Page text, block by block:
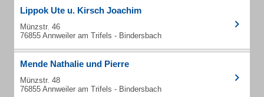
Lippok Ute u. Kirsch Joachim
Münzstr. 46
76855 Annweiler am Trifels - Bindersbach
Mende Nathalie und Pierre
Münzstr. 48
76855 Annweiler am Trifels - Bindersbach